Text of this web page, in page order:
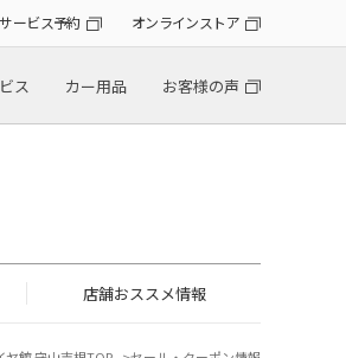
ービス予約 オンラインストア
ス カー用品 お客様の声
店舗おススメ情報